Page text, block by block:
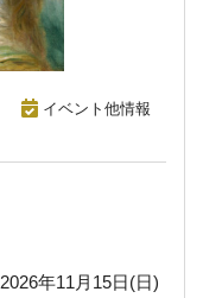
イベント他情報
2026年11月15日(日)